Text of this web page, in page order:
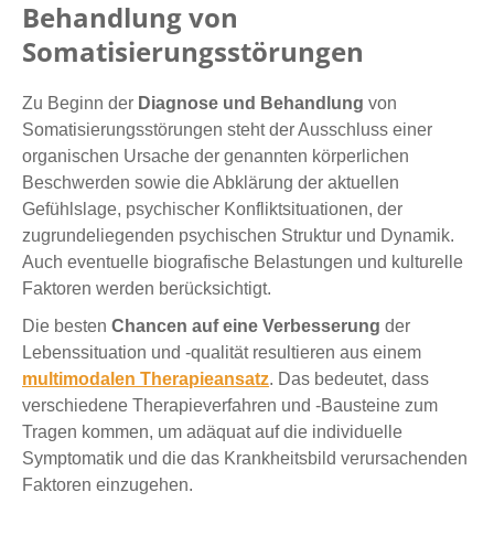
Behandlung von
Somatisierungsstörungen
Zu Beginn der Diagnose und Behandlung von
Somatisierungsstörungen steht der Ausschluss einer
organischen Ursache der genannten körperlichen
Beschwerden sowie die Abklärung der aktuellen
Gefühlslage, psychischer Konfliktsituationen, der
zugrundeliegenden psychischen Struktur und Dynamik.
Auch eventuelle biografische Belastungen und kulturelle
Faktoren werden berücksichtigt.
Die besten Chancen auf eine Verbesserung der
Lebenssituation und -qualität resultieren aus einem
multimodalen Therapieansatz. Das bedeutet, dass
verschiedene Therapieverfahren und -Bausteine zum
Tragen kommen, um adäquat auf die individuelle
Symptomatik und die das Krankheitsbild verursachenden
Faktoren einzugehen.